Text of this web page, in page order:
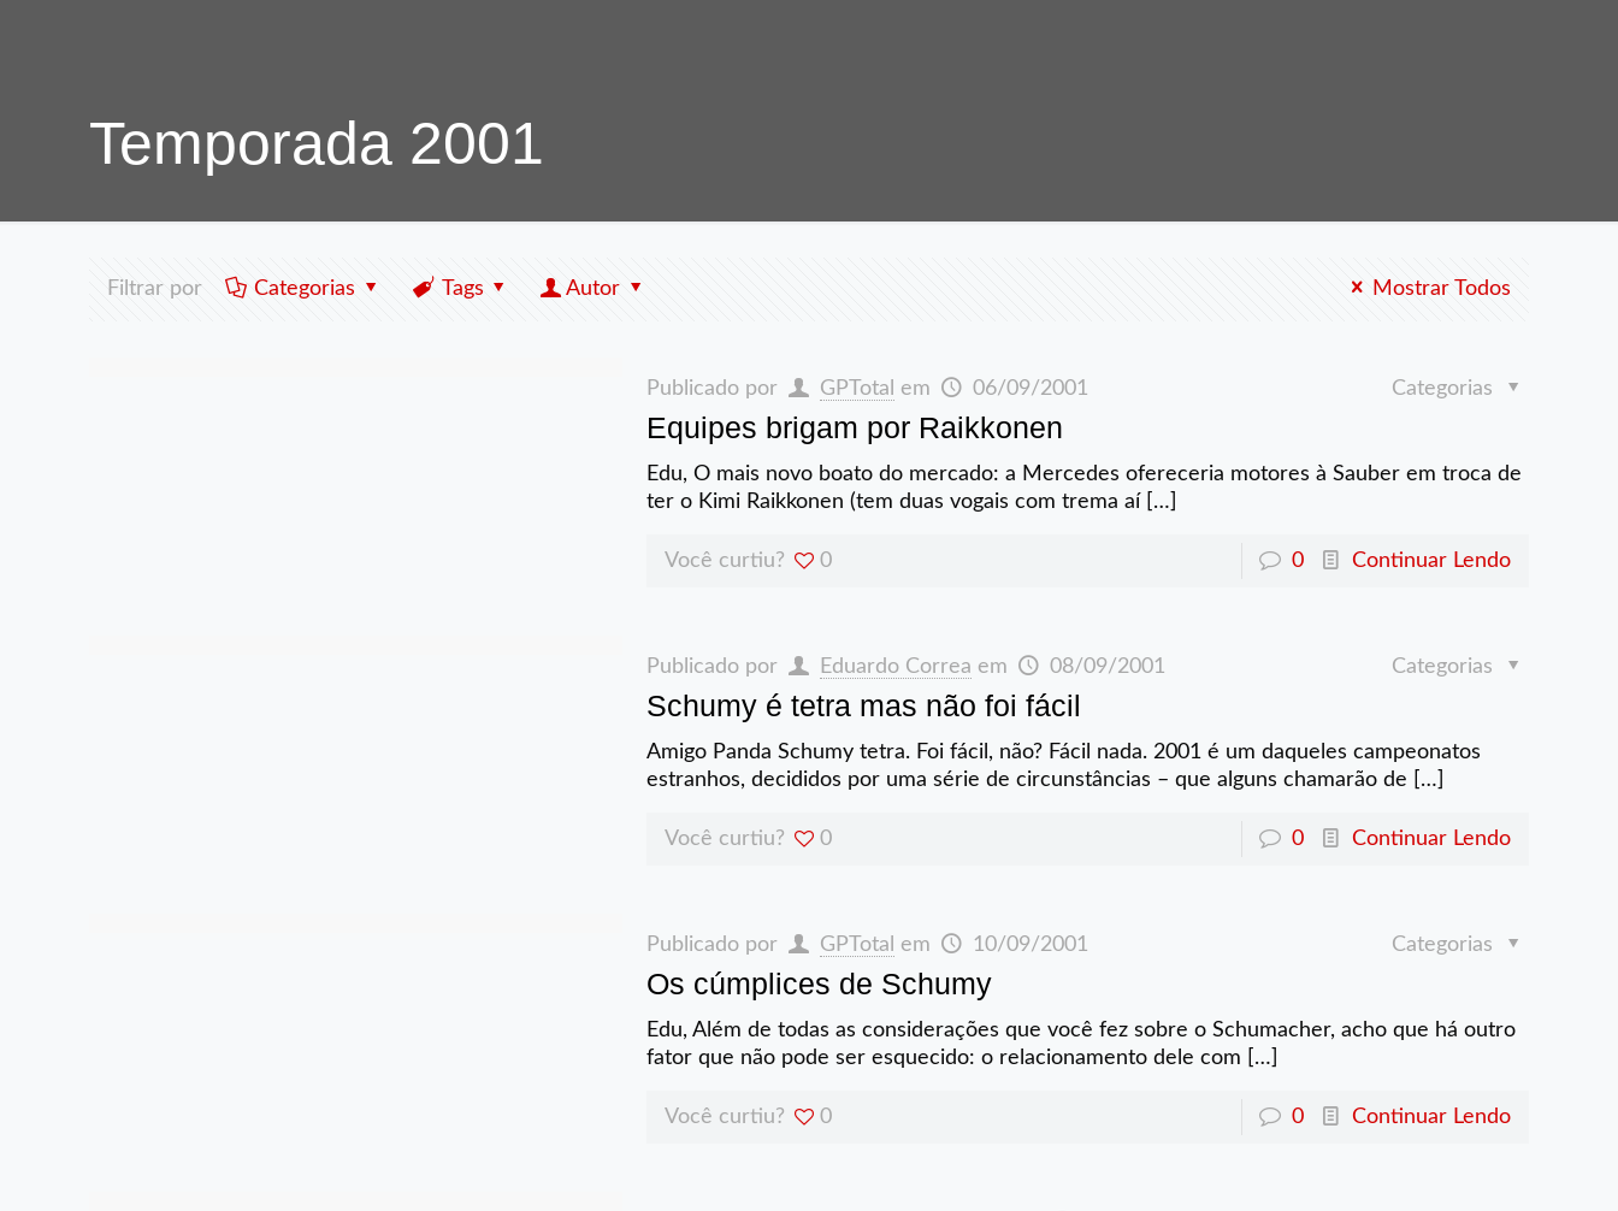
Temporada 2001
Filtrar por Categorias Tags Autor Mostrar Todos
Publicado por GPTotal em 06/09/2001 Categorias
Equipes brigam por Raikkonen
Edu, O mais novo boato do mercado: a Mercedes ofereceria motores à Sauber em troca de
ter o Kimi Raikkonen (tem duas vogais com trema aí[…]
Você curtiu? 0 0 Continuar Lendo
Publicado por Eduardo Correa em 08/09/2001 Categorias
Schumy é tetra mas não foi fácil
Amigo Panda Schumy tetra. Foi fácil, não? Fácil nada. 2001 é um daqueles campeonatos
estranhos, decididos por uma série de circunstâncias – que alguns chamarão de […]
Você curtiu? 0 0 Continuar Lendo
Publicado por GPTotal em 10/09/2001 Categorias
Os cúmplices de Schumy
Edu, Além de todas as considerações que você fez sobre o Schumacher, acho que há outro
fator que não pode ser esquecido: o relacionamento dele com […]
Você curtiu? 0 0 Continuar Lendo